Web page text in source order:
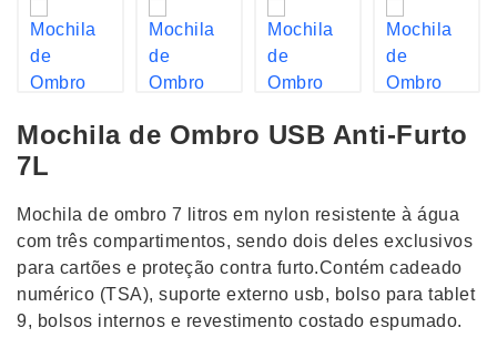
Mochila de Ombro USB Anti-Furto
7L
Mochila de ombro 7 litros em nylon resistente à água
com três compartimentos, sendo dois deles exclusivos
para cartões e proteção contra furto.Contém cadeado
numérico (TSA), suporte externo usb, bolso para tablet
9, bolsos internos e revestimento costado espumado.